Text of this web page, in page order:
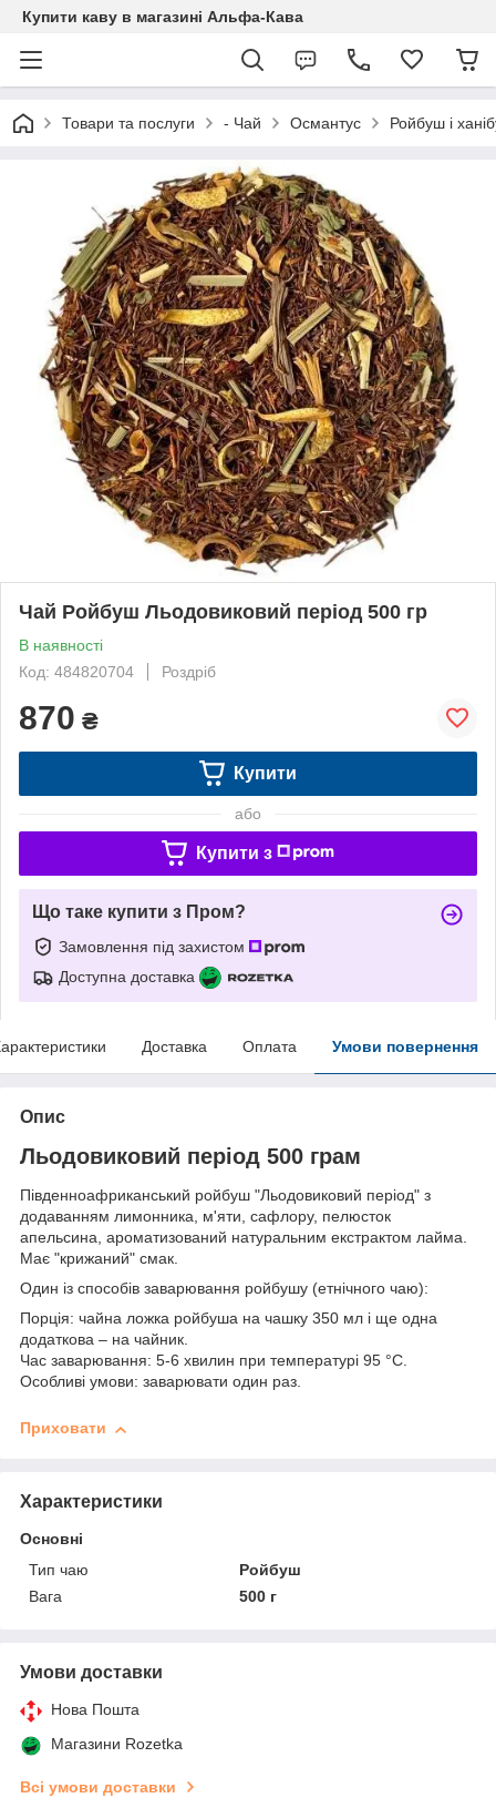
Купити каву в магазині Альфа-Кава
Товари та послуги - Чай Османтус Ройбуш і
Чай Ройбуш Льодовиковий період 500 гр
В наявності
Код: 484820704
Роздріб
870 ₴
Купити
або
Купити з
Що таке купити з Пром?
Замовлення під захистом
Доступна доставка
Доставка Оплата Умови повернення
Опис
Льодовиковий період 500 грам
Південноафриканський ройбуш "Льодовиковий період" з
додаванням лимонника, м'яти, сафлору, пелюсток
апельсина, ароматизований натуральним екстрактом лайма.
Має "крижаний" смак.
Один із способів заварювання ройбушу (етнічного чаю):
Порція: чайна ложка ройбуша на чашку 350 мл і ще одна
додаткова – на чайник.
Час заварювання: 5-6 хвилин при температурі 95 °C.
Особливі умови: заварювати один раз.
Приховати
Характеристики
Основні
Тип чаю
Ройбуш
Вага
500 г
Умови доставки
Нова Пошта
Магазини Rozetka
Всі умови доставки